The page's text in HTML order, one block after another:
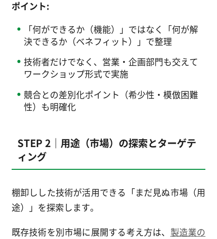
ポイント:
「何ができるか（機能）」ではなく「何が解
決できるか（ベネフィット）」で整理
技術者だけでなく、営業・企画部門も交えて
ワークショップ形式で実施
競合との差別化ポイント（希少性・模倣困難
性）も明確化
STEP 2｜用途（市場）の探索とターゲテ
ィング
棚卸しした技術が活用できる「まだ見ぬ市場（用
途）」を探索します。
既存技術を別市場に展開する考え方は、 製造業の